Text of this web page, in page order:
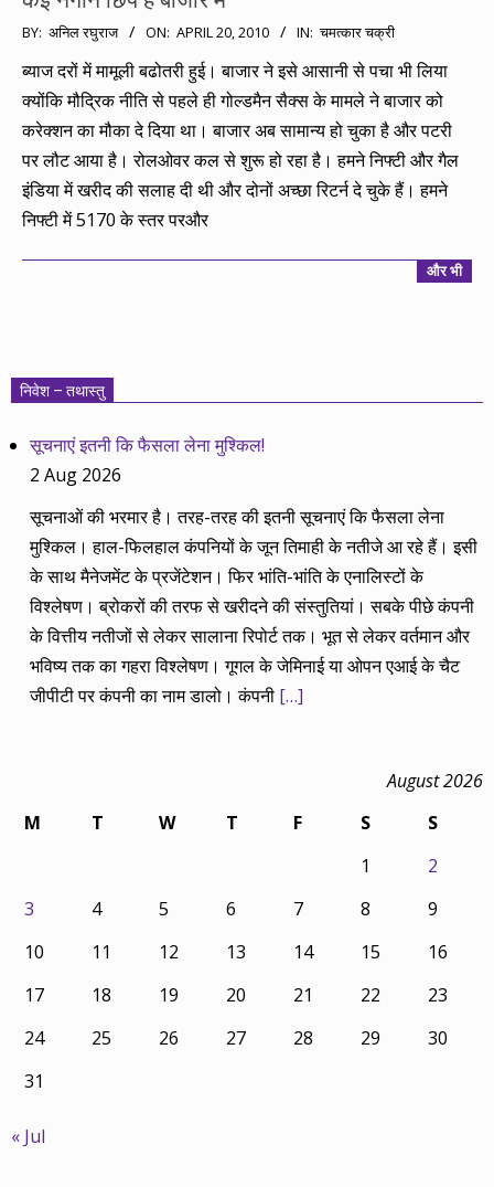
2010-
20
BY: अनिल रघुराज ON: APRIL 20, 2010 IN: चमत्कार चक्री
ब्याज दरों में मामूली बढोतरी हुई। बाजार ने इसे आसानी से पचा भी लिया
क्योंकि मौद्रिक नीति से पहले ही गोल्डमैन सैक्स के मामले ने बाजार को
करेक्शन का मौका दे दिया था। बाजार अब सामान्य हो चुका है और पटरी
पर लौट आया है। रोलओवर कल से शुरू हो रहा है। हमने निफ्टी और गैल
इंडिया में खरीद की सलाह दी थी और दोनों अच्छा रिटर्न दे चुके हैं। हमने
निफ्टी में 5170 के स्तर परऔर
और भी
निवेश – तथास्तु
सूचनाएं इतनी कि फैसला लेना मुश्किल!
2 Aug 2026
सूचनाओं की भरमार है। तरह-तरह की इतनी सूचनाएं कि फैसला लेना
मुश्किल। हाल-फिलहाल कंपनियों के जून तिमाही के नतीजे आ रहे हैं। इसी
के साथ मैनेजमेंट के प्रजेंटेशन। फिर भांति-भांति के एनालिस्टों के
विश्लेषण। ब्रोकरों की तरफ से खरीदने की संस्तुतियां। सबके पीछे कंपनी
के वित्तीय नतीजों से लेकर सालाना रिपोर्ट तक। भूत से लेकर वर्तमान और
भविष्य तक का गहरा विश्लेषण। गूगल के जेमिनाई या ओपन एआई के चैट
जीपीटी पर कंपनी का नाम डालो। कंपनी […]
August 2026
M
T W T F S
S
1
2
3
4 5 6 7 8
9
10
11 12 13 14 15
16
17
18 19 20 21 22
23
24
25 26 27 28 29
30
31
« Jul